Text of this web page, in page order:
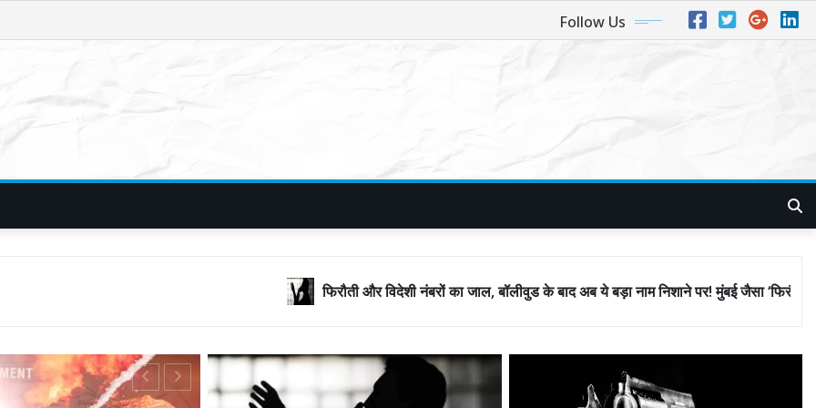
Follow Us
फिरौती और विदेशी नंबरों का जाल, बॉलीवुड के बाद अब ये बड़ा नाम निशाने पर! मुंबई जैसा ‘फिरौती खेल’ अब दिल्ली-पंजाब में?